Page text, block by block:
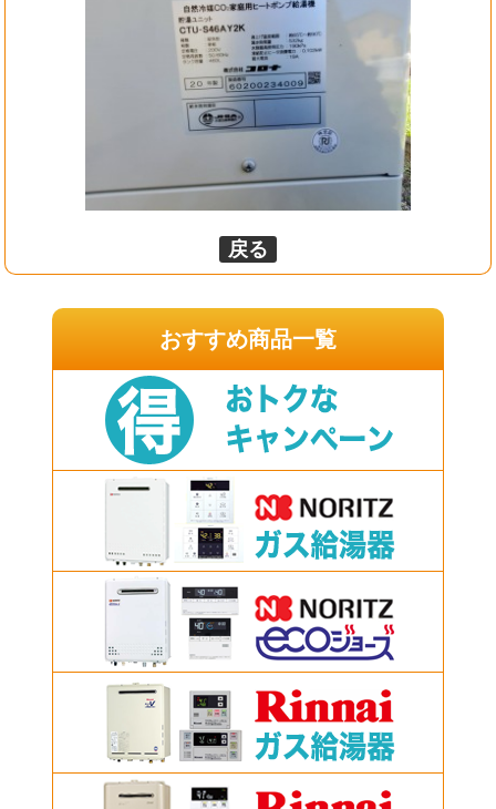
戻る
おすすめ商品一覧